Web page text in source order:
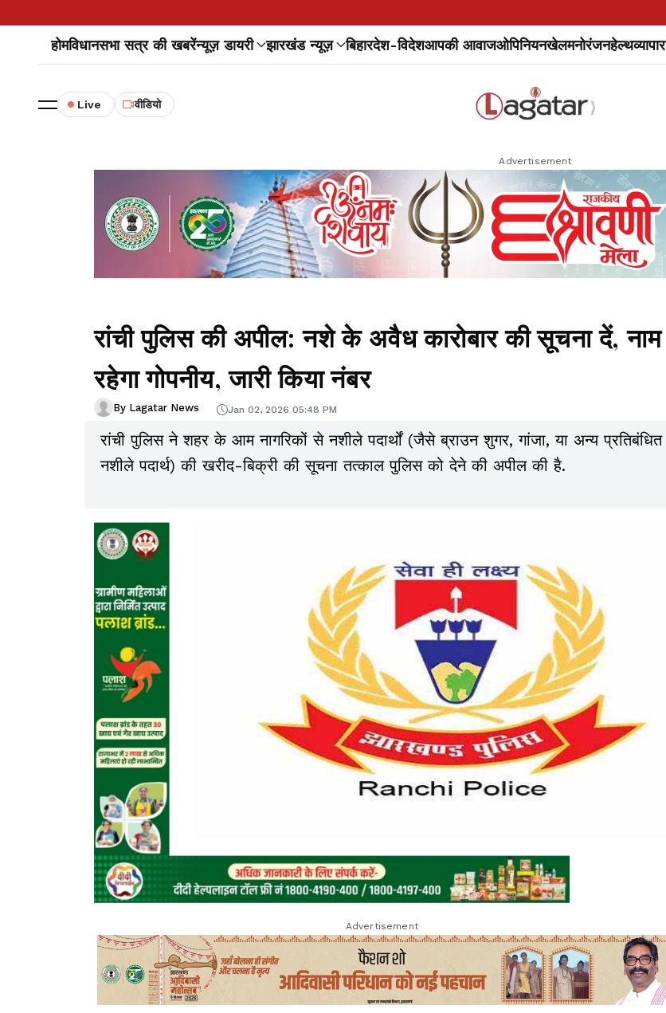
होमविधानसभा सत्र की खबरेंन्यूज़ डायरी झारखंड न्यूज़ बिहारदेश-विदेशआपकी आवाजओपिनियनखेलमनोरंजनहेल्थव्यापार
Live वीडियो
Advertisement
रांची पुलिस की अपील: नशे के अवैध कारोबार की सूचना दें, नाम
रहेगा गोपनीय, जारी किया नंबर
By Lagatar News Jan 02, 2026 05:48 PM
रांची पुलिस ने शहर के आम नागरिकों से नशीले पदार्थों (जैसे ब्राउन शुगर, गांजा, या अन्य प्रतिबंधित
नशीले पदार्थ) की खरीद-बिक्री की सूचना तत्काल पुलिस को देने की अपील की है.
Advertisement